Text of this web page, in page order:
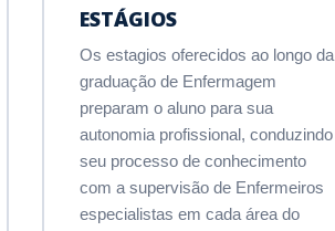
ESTÁGIOS
Os estagios oferecidos ao longo da
graduação de Enfermagem
preparam o aluno para sua
autonomia profissional, conduzindo
seu processo de conhecimento
com a supervisão de Enfermeiros
especialistas em cada área do